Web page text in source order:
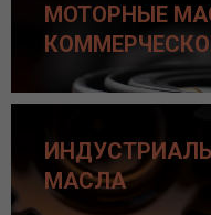
МОТОРНЫЕ
МАСЛА